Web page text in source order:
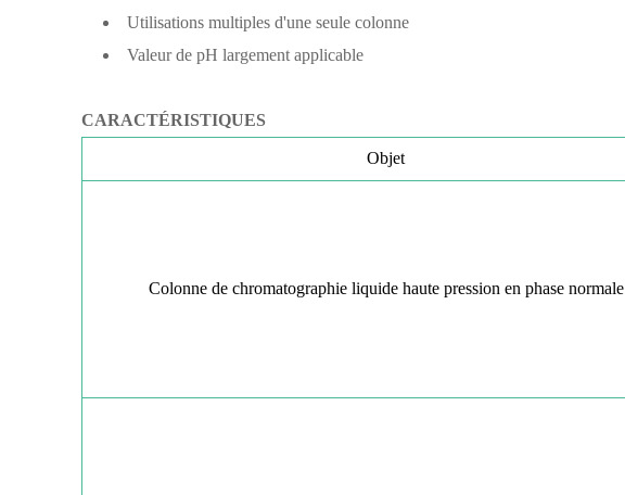
Utilisations multiples d'une seule colonne
Valeur de pH largement applicable
CARACTÉRISTIQUES
Objet
Colonne de chromatographie liquide haute pression en phase normale